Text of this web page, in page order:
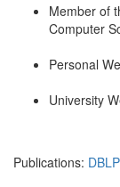
Member of
Computer
Personal
University
Publications: DBLP